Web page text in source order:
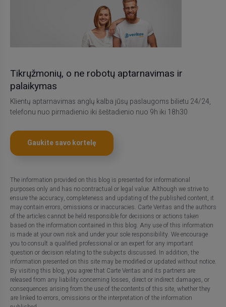
Tikrųžmonių, o ne robotų aptarnavimas ir
palaikymas
Klientų aptarnavimas anglų kalba jūsų paslaugoms bilietu 24/24,
telefonu nuo pirmadienio iki šeštadienio nuo 9h iki 18h30
Gaukite savo kortelę
The information provided on this blog is presented for informational
purposes only and has no contractual or legal value. Although we strive to
ensure the accuracy, completeness and updating of the published content, it
may contain errors, omissions or inaccuracies. Carte Veritas and the authors
of the articles cannot be held responsible for decisions or actions taken
based on the information contained in this blog. Any use of this information
is made at your own risk and under your sole responsibility. We encourage
you to consult a qualified professional or an expert for any important
question or decision relating to the subjects discussed. In addition, the
information presented on this site may be modified or updated without notice.
By visiting this blog, you agree that Carte Veritas and its partners are
released from any liability concerning losses, direct or indirect damages, or
consequences arising from the use of the contents of this site, whether they
are linked to errors, omissions or the interpretation of the information